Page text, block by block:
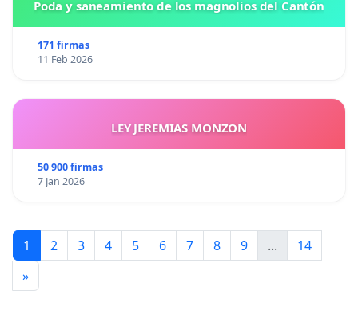
Poda y saneamiento de los magnolios del Cantón
171 firmas
11 Feb 2026
LEY JEREMIAS MONZON
50 900 firmas
7 Jan 2026
1 2 3 4 5 6 7 8 9 ...
14
»